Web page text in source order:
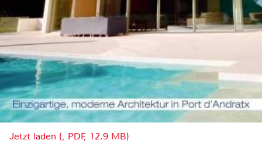
Jetzt laden (, PDF, 12.9 MB)